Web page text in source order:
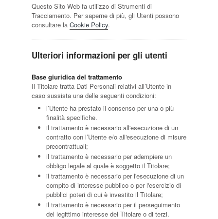
Questo Sito Web fa utilizzo di Strumenti di
Tracciamento. Per saperne di più, gli Utenti possono
consultare la Cookie Policy.
Ulteriori informazioni per gli utenti
Base giuridica del trattamento
Il Titolare tratta Dati Personali relativi all’Utente in
caso sussista una delle seguenti condizioni:
l’Utente ha prestato il consenso per una o più
finalità specifiche.
il trattamento è necessario all'esecuzione di un
contratto con l’Utente e/o all'esecuzione di misure
precontrattuali;
il trattamento è necessario per adempiere un
obbligo legale al quale è soggetto il Titolare;
il trattamento è necessario per l'esecuzione di un
compito di interesse pubblico o per l'esercizio di
pubblici poteri di cui è investito il Titolare;
il trattamento è necessario per il perseguimento
del legittimo interesse del Titolare o di terzi.